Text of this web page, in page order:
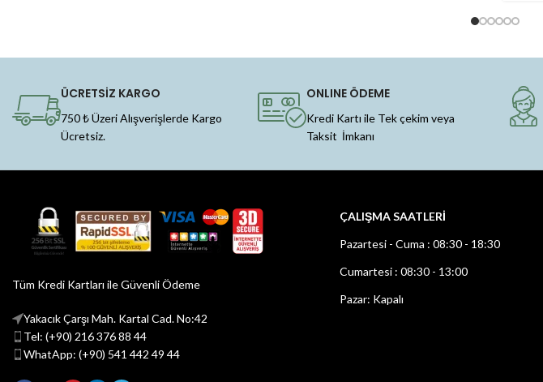
ÜCRETSİZ KARGO
750 ₺ Üzeri Alışverişlerde Kargo
Ücretsiz.
ONLINE ÖDEME
Kredi Kartı ile Tek çekim veya
Taksit İmkanı
Tüm Kredi Kartları ile Güvenli Ödeme
Yakacık Çarşı Mah. Kartal Cad. No:42
Tel: (+90) 216 376 88 44
WhatApp: (+90) 541 442 49 44
ÇALIŞMA SAATLERİ
Pazartesi - Cuma : 08:30 - 18:30
Cumartesi : 08:30 - 13:00
Pazar: Kapalı